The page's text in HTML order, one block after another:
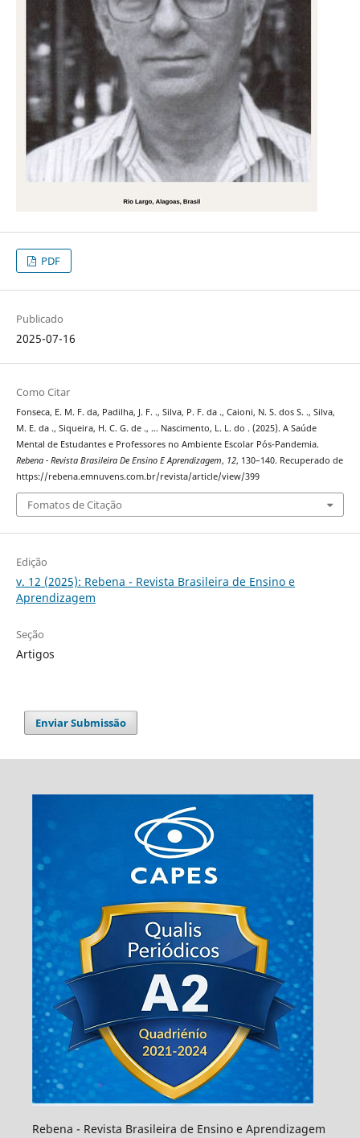
PDF
Publicado
2025-07-16
Como Citar
Fonseca, E. M. F. da, Padilha, J. F. ., Silva, P. F. da ., Caioni, N. S. dos S. ., Silva,
M. E. da ., Siqueira, H. C. G. de ., … Nascimento, L. L. do . (2025). A Saúde
Mental de Estudantes e Professores no Ambiente Escolar Pós-Pandemia.
Rebena - Revista Brasileira De Ensino E Aprendizagem, 12, 130–140. Recuperado de
https://rebena.emnuvens.com.br/revista/article/view/399
Fomatos de Citação
Edição
v. 12 (2025): Rebena - Revista Brasileira de Ensino e
Aprendizagem
Seção
Artigos
Enviar Submissão
Rebena - Revista Brasileira de Ensino e Aprendizagem